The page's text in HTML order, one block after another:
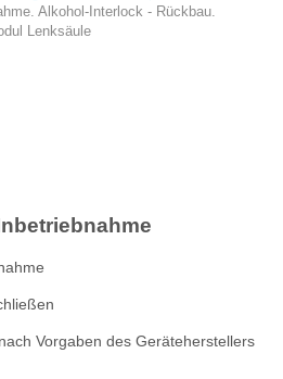
Alkohol-Interlock - Rückbau.
Lenksäule
Vorgaben des Geräteherstellers